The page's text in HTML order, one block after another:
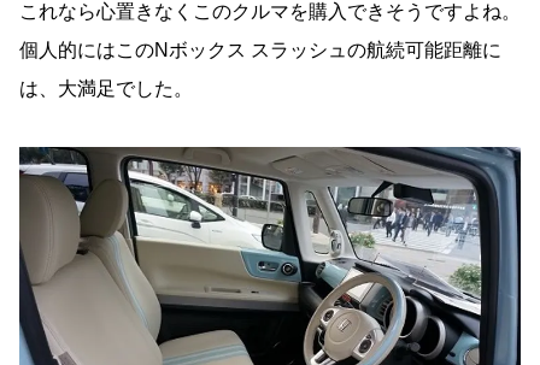
これなら心置きなくこのクルマを購入できそうですよね。
個人的にはこのNボックス スラッシュの航続可能距離に
は、大満足でした。